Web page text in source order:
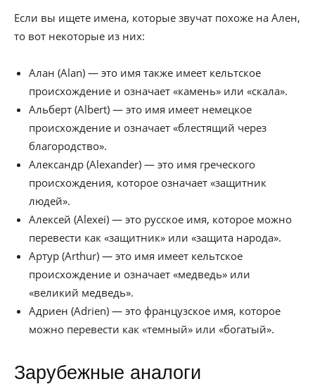
Если вы ищете имена, которые звучат похоже на Ален,
то вот некоторые из них:
Алан (Alan) — это имя также имеет кельтское
происхождение и означает «камень» или «скала».
Альберт (Albert) — это имя имеет немецкое
происхождение и означает «блестящий через
благородство».
Александр (Alexander) — это имя греческого
происхождения, которое означает «защитник
людей».
Алексей (Alexei) — это русское имя, которое можно
перевести как «защитник» или «защита народа».
Артур (Arthur) — это имя имеет кельтское
происхождение и означает «медведь» или
«великий медведь».
Адриен (Adrien) — это французское имя, которое
можно перевести как «темный» или «богатый».
Зарубежные аналоги